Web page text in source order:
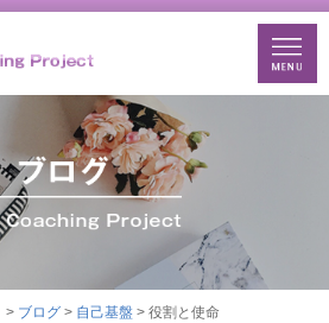
> ブログ > 自己基盤 > 役割と使命